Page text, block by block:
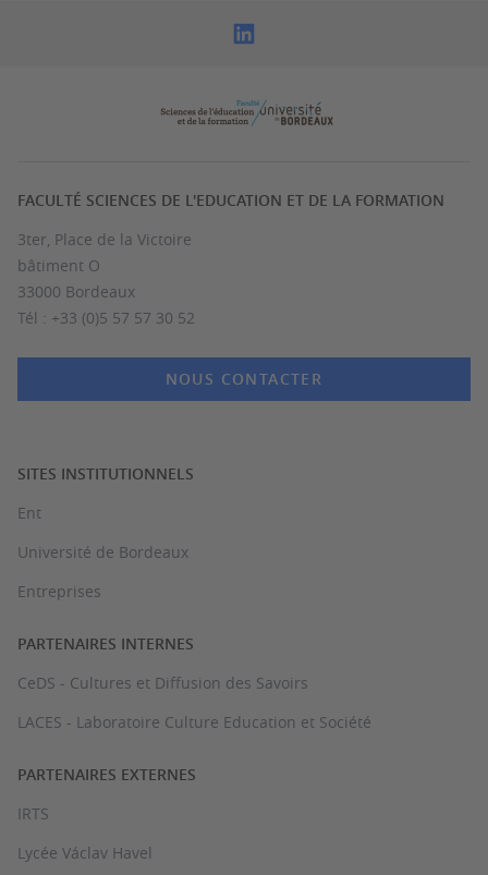
FACULTÉ SCIENCES DE L'EDUCATION ET DE LA FORMATION
3ter, Place de la Victoire
bâtiment O
33000 Bordeaux
Tél : +33 (0)5 57 57 30 52
NOUS CONTACTER
SITES INSTITUTIONNELS
Ent
Université de Bordeaux
Entreprises
PARTENAIRES INTERNES
CeDS - Cultures et Diffusion des Savoirs
LACES - Laboratoire Culture Education et Société
PARTENAIRES EXTERNES
IRTS
Lycée Václav Havel